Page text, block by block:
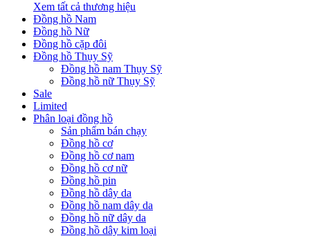
Xem tất cả thương hiệu
Đồng hồ Nam
Đồng hồ Nữ
Đồng hồ cặp đôi
Đồng hồ Thụy Sỹ
Đồng hồ nam Thụy Sỹ
Đồng hồ nữ Thụy Sỹ
Sale
Limited
Phân loại đồng hồ
Sản phẩm bán chạy
Đồng hồ cơ
Đồng hồ cơ nam
Đồng hồ cơ nữ
Đồng hồ pin
Đồng hồ dây da
Đồng hồ nam dây da
Đồng hồ nữ dây da
Đồng hồ dây kim loại